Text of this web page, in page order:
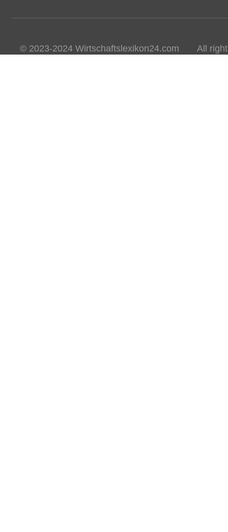
© 2023-2024 Wirtschaftslexikon24.com All